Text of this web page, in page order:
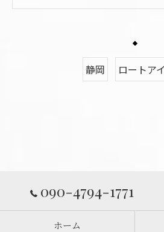
静岡 ロートア
090-4794-1771
ホーム